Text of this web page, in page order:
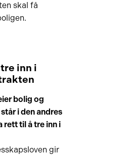
skal få
inn i
bolig og
i den andres
rett til å tre inn i
gir